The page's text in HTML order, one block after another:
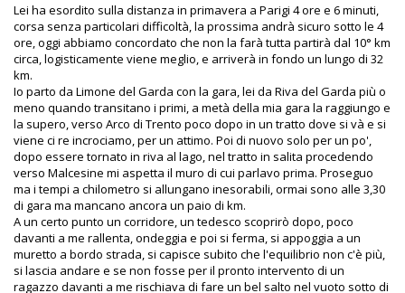
Lei ha esordito sulla distanza in primavera a Parigi 4 ore e 6 minuti,
corsa senza particolari difficoltà, la prossima andrà sicuro sotto le 4
ore, oggi abbiamo concordato che non la farà tutta partirà dal 10° km
circa, logisticamente viene meglio, e arriverà in fondo un lungo di 32
km.
Io parto da Limone del Garda con la gara, lei da Riva del Garda più o
meno quando transitano i primi, a metà della mia gara la raggiungo e
la supero, verso Arco di Trento poco dopo in un tratto dove si và e si
viene ci re incrociamo, per un attimo. Poi di nuovo solo per un po',
dopo essere tornato in riva al lago, nel tratto in salita procedendo
verso Malcesine mi aspetta il muro di cui parlavo prima. Proseguo
ma i tempi a chilometro si allungano inesorabili, ormai sono alle 3,30
di gara ma mancano ancora un paio di km.
A un certo punto un corridore, un tedesco scoprirò dopo, poco
davanti a me rallenta, ondeggia e poi si ferma, si appoggia a un
muretto a bordo strada, si capisce subito che l'equilibrio non c'è più,
si lascia andare e se non fosse per il pronto intervento di un
ragazzo davanti a me rischiava di fare un bel salto nel vuoto sotto di